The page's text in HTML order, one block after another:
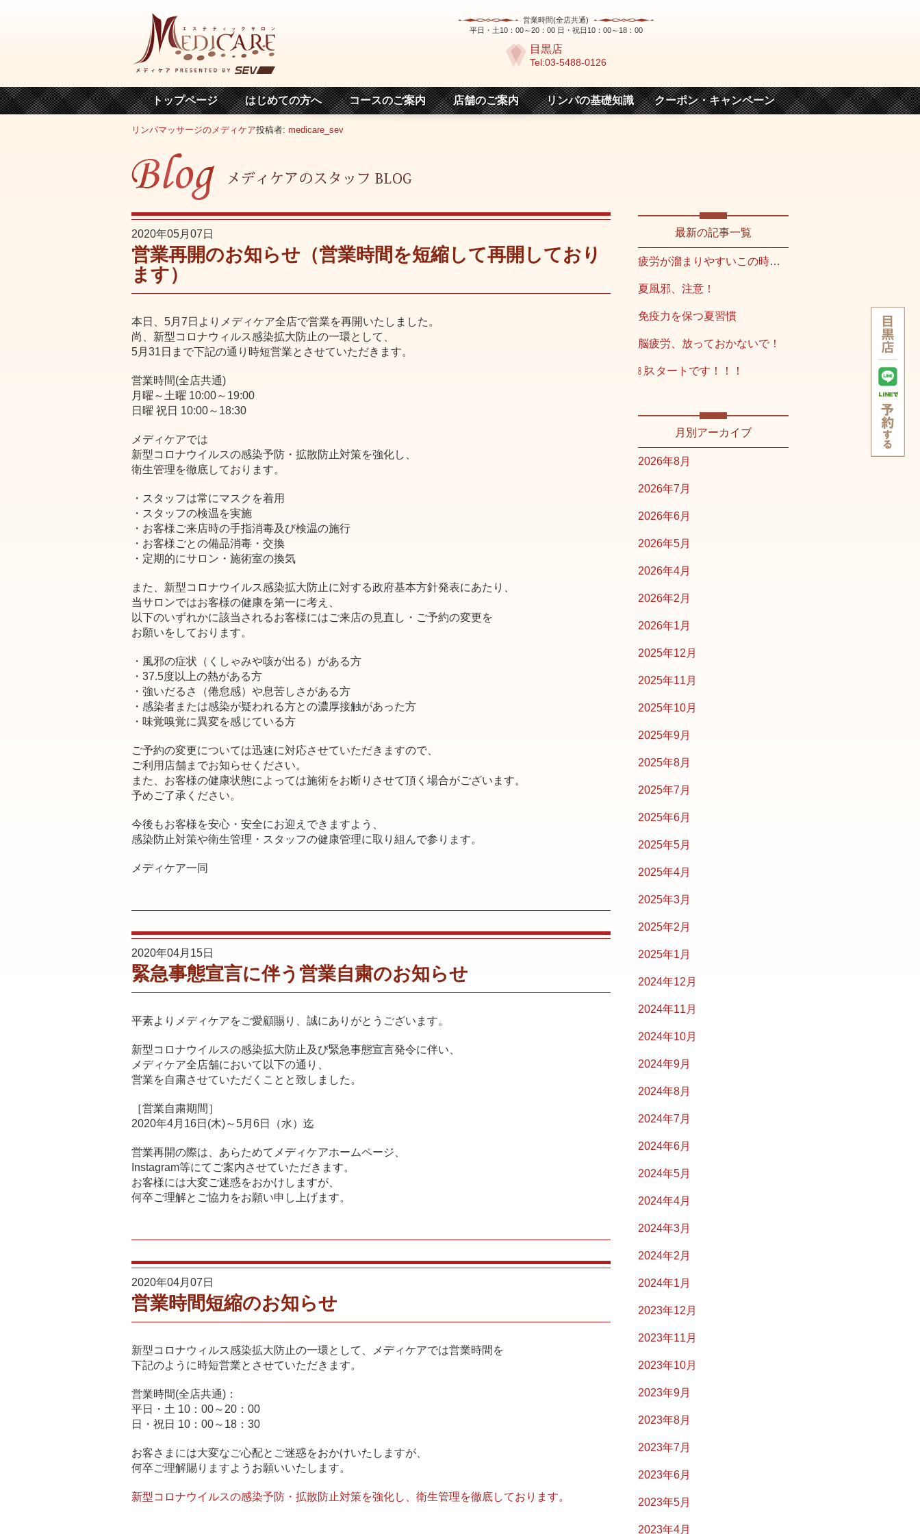
営業時間(全店共通)
平日・土10：00～20：00 日・祝日10：00～18：00
目黒店
Tel:03-5488-0126
トップページ はじめての方へ コースのご案内 店舗のご案内 リンパの基礎知識 クーポン・キャンペーン
リンパマッサージのメディケア投稿者: medicare_sev
2020年05月07日
営業再開のお知らせ（営業時間を短縮して再開しており
ます）
本日、5月7日よりメディケア全店で営業を再開いたしました。
尚、新型コロナウィルス感染拡大防止の一環として、
5月31日まで下記の通り時短営業とさせていただきます。
営業時間(全店共通)
月曜～土曜 10:00～19:00
日曜 祝日 10:00～18:30
メディケアでは
新型コロナウイルスの感染予防・拡散防止対策を強化し、
衛生管理を徹底しております。
・スタッフは常にマスクを着用
・スタッフの検温を実施
・お客様ご来店時の手指消毒及び検温の施行
・お客様ごとの備品消毒・交換
・定期的にサロン・施術室の換気
また、新型コロナウイルス感染拡大防止に対する政府基本方針発表にあたり、
当サロンではお客様の健康を第一に考え、
以下のいずれかに該当されるお客様にはご来店の見直し・ご予約の変更を
お願いをしております。
・風邪の症状（くしゃみや咳が出る）がある方
・37.5度以上の熱がある方
・強いだるさ（倦怠感）や息苦しさがある方
・感染者または感染が疑われる方との濃厚接触があった方
・味覚嗅覚に異変を感じている方
ご予約の変更については迅速に対応させていただきますので、
ご利用店舗までお知らせください。
また、お客様の健康状態によっては施術をお断りさせて頂く場合がございます。
予めご了承ください。
今後もお客様を安心・安全にお迎えできますよう、
感染防止対策や衛生管理・スタッフの健康管理に取り組んで参ります。
メディケア一同
2020年04月15日
緊急事態宣言に伴う営業自粛のお知らせ
平素よりメディケアをご愛顧賜り、誠にありがとうございます。
新型コロナウイルスの感染拡大防止及び緊急事態宣言発令に伴い、
メディケア全店舗において以下の通り、
営業を自粛させていただくことと致しました。
［営業自粛期間］
2020年4月16日(木)～5月6日（水）迄
営業再開の際は、あらためてメディケアホームページ、
Instagram等にてご案内させていただきます。
お客様には大変ご迷惑をおかけしますが、
何卒ご理解とご協力をお願い申し上げます。
2020年04月07日
営業時間短縮のお知らせ
新型コロナウィルス感染拡大防止の一環として、メディケアでは営業時間を
下記のように時短営業とさせていただきます。
営業時間(全店共通)：
平日・土 10：00～20：00
日・祝日 10：00～18：30
お客さまには大変なご心配とご迷惑をおかけいたしますが、
何卒ご理解賜りますようお願いいたします。
新型コロナウイルスの感染予防・拡散防止対策を強化し、衛生管理を徹底しております。
最新の記事一覧
疲労が溜まりやすいこの時期こそ
夏風邪、注意！
免疫力を保つ夏習慣
脳疲労、放っておかないで！
㋇スタートです！！！
月別アーカイブ
2026年8月
2026年7月
2026年6月
2026年5月
2026年4月
2026年2月
2026年1月
2025年12月
2025年11月
2025年10月
2025年9月
2025年8月
2025年7月
2025年6月
2025年5月
2025年4月
2025年3月
2025年2月
2025年1月
2024年12月
2024年11月
2024年10月
2024年9月
2024年8月
2024年7月
2024年6月
2024年5月
2024年4月
2024年3月
2024年2月
2024年1月
2023年12月
2023年11月
2023年10月
2023年9月
2023年8月
2023年7月
2023年6月
2023年5月
2023年4月